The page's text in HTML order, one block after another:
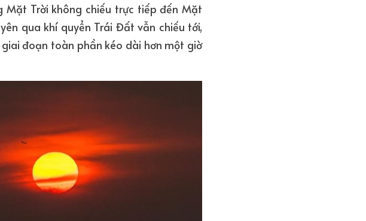
Trời không chiếu trực tiếp đến Mặt
qua khí quyển Trái Đất vẫn chiếu tới,
đoạn toàn phần kéo dài hơn một giờ